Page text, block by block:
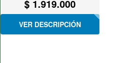
$1.919.000
VER DESCRIPCIÓN